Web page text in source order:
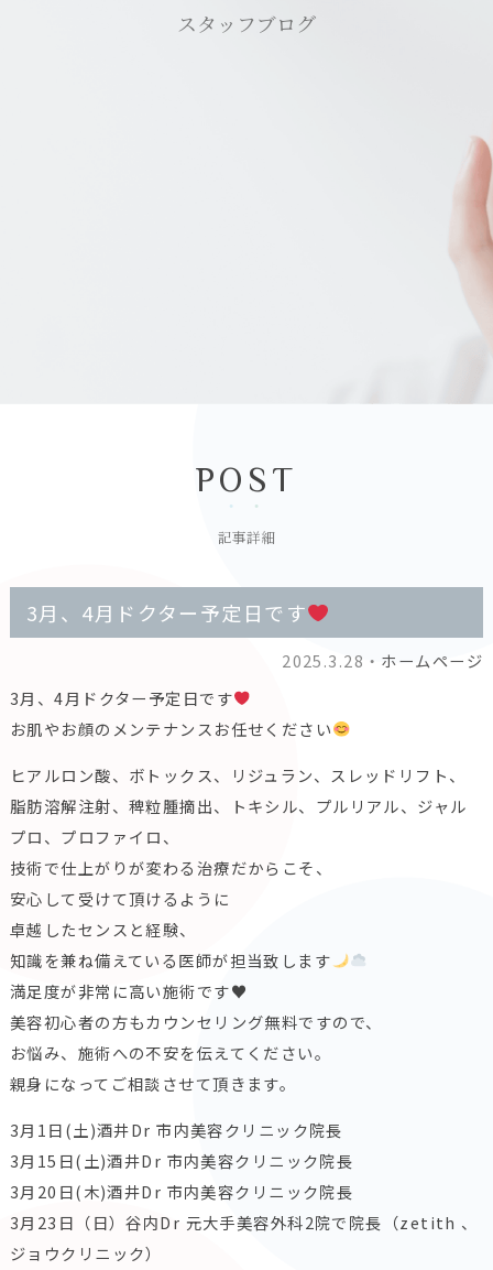
スタッフブログ
POST
記事詳細
3月、4月ドクター予定日です
2025.3.28・ ホームページ
3月、4月ドクター予定日です
お肌やお顔のメンテナンスお任せください
ヒアルロン酸、ボトックス、リジュラン、スレッドリフト、
脂肪溶解注射、稗粒腫摘出、トキシル、プルリアル、ジャル
プロ、プロファイロ、
技術で仕上がりが変わる治療だからこそ、
安心して受けて頂けるように
卓越したセンスと経験、
知識を兼ね備えている医師が担当致します
満足度が非常に高い施術です♥
美容初心者の方もカウンセリング無料ですので、
お悩み、施術への不安を伝えてください。
親身になってご相談させて頂きます。
3月1日(土)酒井Dr 市内美容クリニック院長
3月15日(土)酒井Dr 市内美容クリニック院長
3月20日(木)酒井Dr 市内美容クリニック院長
3月23日（日）谷内Dr 元大手美容外科2院で院長（zetith 、
ジョウクリニック）